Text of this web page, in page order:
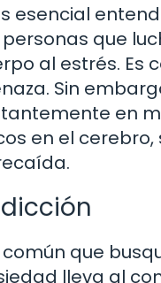
esencial
que
al estrés. Es
Sin
en
en el cerebro,
que
lleva al